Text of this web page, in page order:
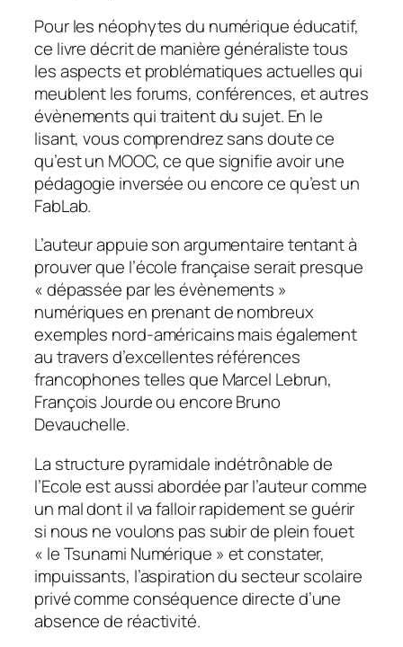
Pour les néophytes du numérique éducatif,
ce livre décrit de manière généraliste tous
les aspects et problématiques actuelles qui
meublent les forums, conférences, et autres
évènements qui traitent du sujet. En le
lisant, vous comprendrez sans doute ce
qu’est un MOOC, ce que signifie avoir une
pédagogie inversée ou encore ce qu’est un
FabLab.
L’auteur appuie son argumentaire tentant à
prouver que l’école française serait presque
«dépassée par les évènements »
numériques en prenant de nombreux
exemples nord-américains mais également
au travers d’excellentes références
francophones telles que Marcel Lebrun,
François Jourde ou encore Bruno
Devauchelle.
La structure pyramidale indétrônable de
l’Ecole est aussi abordée par l’auteur comme
un mal dont il va falloir rapidement se guérir
si nous ne voulons pas subir de plein fouet
« le Tsunami Numérique » et constater,
impuissants, l’aspiration du secteur scolaire
privé comme conséquence directe d’une
absence de réactivité.